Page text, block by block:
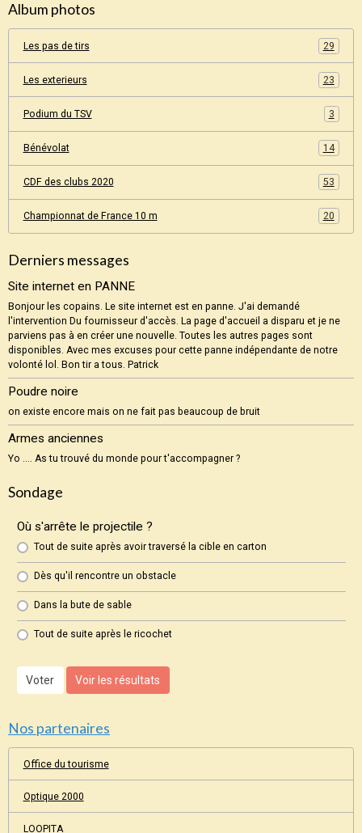
Album photos
Les pas de tirs 29
Les exterieurs 23
Podium du TSV 3
Bénévolat 14
CDF des clubs 2020 53
Championnat de France 10 m 20
Derniers messages
Site internet en PANNE
Bonjour les copains. Le site internet est en panne. J'ai demandé
l'intervention Du fournisseur d'accès. La page d'accueil a disparu et je ne
parviens pas à en créer une nouvelle. Toutes les autres pages sont
disponibles. Avec mes excuses pour cette panne indépendante de notre
volonté lol. Bon tir a tous. Patrick
Poudre noire
on existe encore mais on ne fait pas beaucoup de bruit
Armes anciennes
Yo .... As tu trouvé du monde pour t'accompagner ?
Sondage
Où s'arrête le projectile ?
Tout de suite après avoir traversé la cible en carton
Dès qu'il rencontre un obstacle
Dans la bute de sable
Tout de suite après le ricochet
Voter Voir les résultats
Nos partenaires
Office du tourisme
Optique 2000
LOOPITA